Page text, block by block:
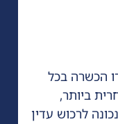
הכשרה בכל
ביותר,
לרכוש עדין